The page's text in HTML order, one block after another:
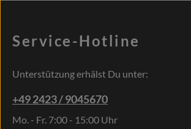
Service-Hotline
Unterstützung erhälst Du unter:
+49 2423 / 9045670
Mo. - Fr. 7:00 - 15:00 Uhr